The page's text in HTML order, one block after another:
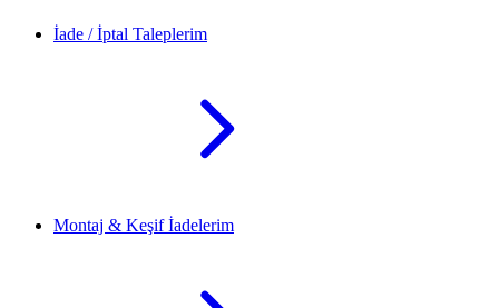
İade / İptal Taleplerim
Montaj & Keşif İadelerim